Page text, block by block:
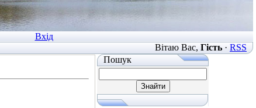
Вхід
Вітаю Вас, Гість· RSS
Пошук